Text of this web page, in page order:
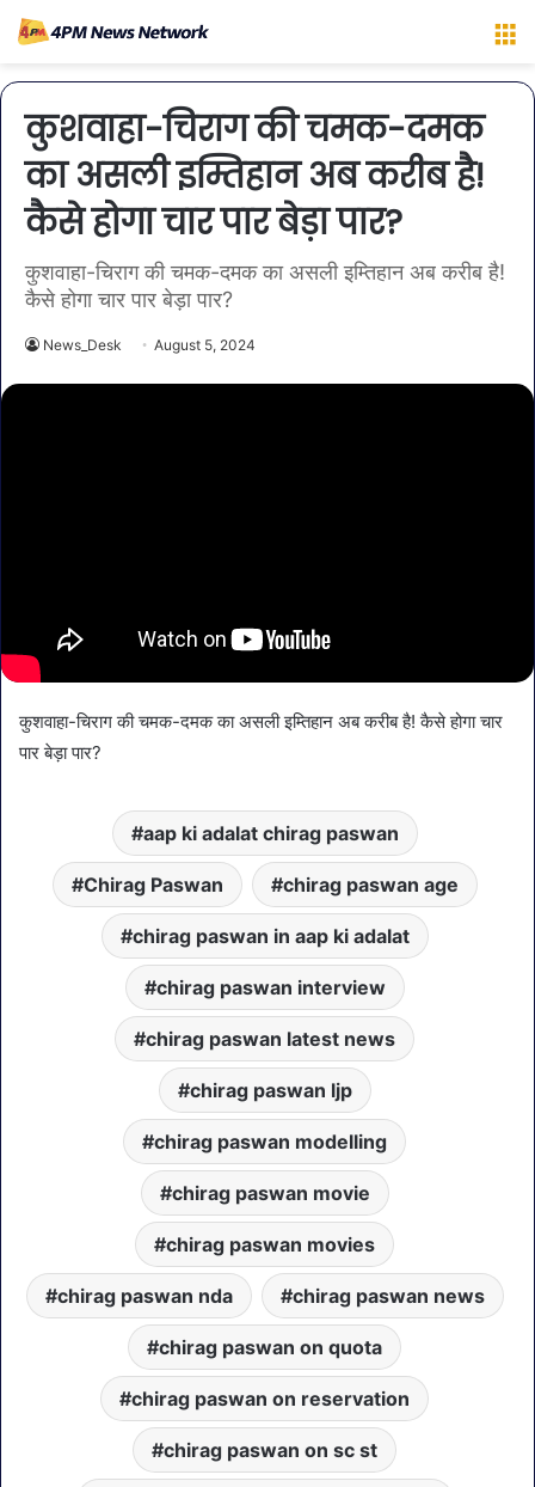
कुशवाहा-चिराग की चमक-दमक
का असली इम्तिहान अब करीब है!
कैसे होगा चार पार बेड़ा पार?
कुशवाहा-चिराग की चमक-दमक का असली इम्तिहान अब करीब है!
कैसे होगा चार पार बेड़ा पार?
News_Desk August 5, 2024
कुशवाहा-चिराग की चमक-दमक का असली इम्तिहान अब करीब है! कैसे होगा चार
पार बेड़ा पार?
aap ki adalat chirag paswan
Chirag Paswan chirag paswan age
chirag paswan in aap ki adalat
chirag paswan interview
chirag paswan latest news
chirag paswan ljp
chirag paswan modelling
chirag paswan movie
chirag paswan movies
chirag paswan nda chirag paswan news
chirag paswan on quota
chirag paswan on reservation
chirag paswan on sc st